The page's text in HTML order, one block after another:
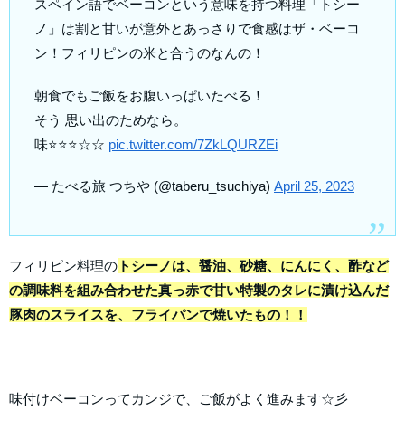
スペイン語でベーコンという意味を持つ料理「トシー
ノ」は割と甘いが意外とあっさりで食感はザ・ベーコ
ン！フィリピンの米と合うのなんの！
朝食でもご飯をお腹いっぱいたべる！
そう 思い出のためなら。
味⭐️⭐️⭐️☆☆ pic.twitter.com/7ZkLQURZEi
— たべる旅 つちや (@taberu_tsuchiya) April 25, 2023
フィリピン料理の トシーノは、醤油、砂糖、にんにく、酢など
の調味料を組み合わせた真っ赤で甘い特製のタレに漬け込んだ
豚肉のスライスを、フライパンで焼いたもの！！
味付けベーコンってカンジで、ご飯がよく進みます☆彡